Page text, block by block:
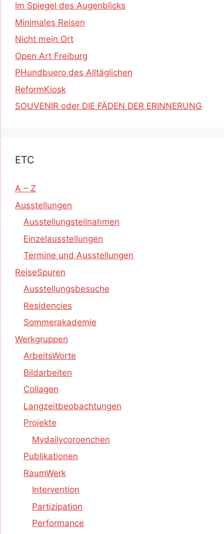
Im Spiegel des Augenblicks
Minimales Reisen
Nicht mein Ort
Open Art Freiburg
PHundbuero des Alltäglichen
ReformKiosk
SOUVENIR oder DIE FÄDEN DER ERINNERUNG
ETC
A – Z
Ausstellungen
Ausstellungsteilnahmen
Einzelausstellungen
Termine und Ausstellungen
ReiseSpuren
Ausstellungsbesuche
Residencies
Sommerakademie
Werkgruppen
ArbeitsWorte
Bildarbeiten
Collagen
Langzeitbeobachtungen
Projekte
Mydailycoroenchen
Publikationen
RaumWerk
Intervention
Partizipation
Performance